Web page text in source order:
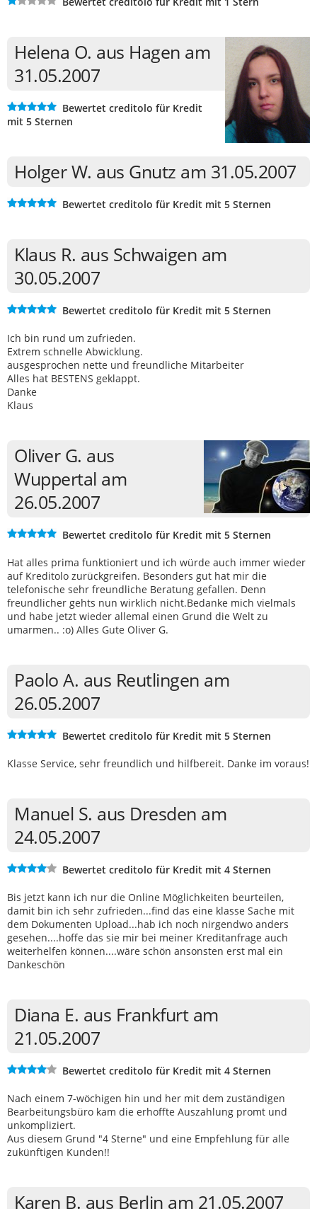
Helena O. aus Hagen am
31.05.2007
Bewertet creditolo für Kredit
mit 5 Sternen
Holger W. aus Gnutz am 31.05.2007
Bewertet creditolo für Kredit mit 5 Sternen
Klaus R. aus Schwaigen am
30.05.2007
Bewertet creditolo für Kredit mit 5 Sternen
Ich bin rund um zufrieden.
Extrem schnelle Abwicklung.
ausgesprochen nette und freundliche Mitarbeiter
Alles hat BESTENS geklappt.
Danke
Klaus
Oliver G. aus
Wuppertal am
26.05.2007
Bewertet creditolo für Kredit mit 5 Sternen
Hat alles prima funktioniert und ich würde auch immer wieder
auf Kreditolo zurückgreifen. Besonders gut hat mir die
telefonische sehr freundliche Beratung gefallen. Denn
freundlicher gehts nun wirklich nicht.Bedanke mich vielmals
und habe jetzt wieder allemal einen Grund die Welt zu
umarmen.. :o) Alles Gute Oliver G.
Paolo A. aus Reutlingen am
26.05.2007
Bewertet creditolo für Kredit mit 5 Sternen
Klasse Service, sehr freundlich und hilfbereit. Danke im voraus!
Manuel S. aus Dresden am
24.05.2007
Bewertet creditolo für Kredit mit 4 Sternen
Bis jetzt kann ich nur die Online Möglichkeiten beurteilen,
damit bin ich sehr zufrieden...find das eine klasse Sache mit
dem Dokumenten Upload...hab ich noch nirgendwo anders
gesehen....hoffe das sie mir bei meiner Kreditanfrage auch
weiterhelfen können....wäre schön ansonsten erst mal ein
Dankeschön
Diana E. aus Frankfurt am
21.05.2007
Bewertet creditolo für Kredit mit 4 Sternen
Nach einem 7-wöchigen hin und her mit dem zuständigen
Bearbeitungsbüro kam die erhoffte Auszahlung promt und
unkompliziert.
Aus diesem Grund "4 Sterne" und eine Empfehlung für alle
zukünftigen Kunden!!
Karen B. aus Berlin am 21.05.2007